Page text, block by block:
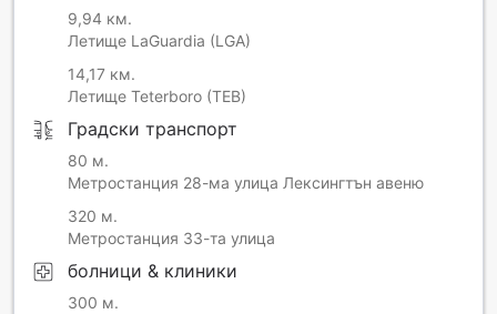
9,94 км.
Летище LaGuardia (LGA)
14,17 км.
Летище Teterboro (TEB)
Градски транспорт
80 м.
Метростанция 28-ма улица Лексингтън авеню
320 м.
Метростанция 33-та улица
болници & клиники
300 м.